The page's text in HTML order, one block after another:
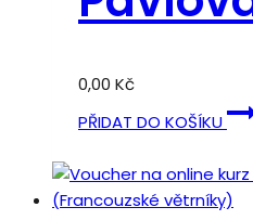
0,00 Kč
PŘIDAT DO KOŠÍKU